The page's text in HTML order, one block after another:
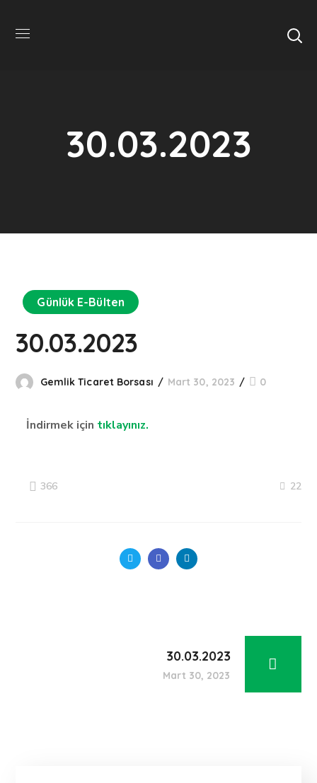
30.03.2023
Günlük E-Bülten
30.03.2023
Gemlik Ticaret Borsası Mart 30, 2023 0
İndirmek için tıklayınız.
366 22
30.03.2023
Mart 30, 2023